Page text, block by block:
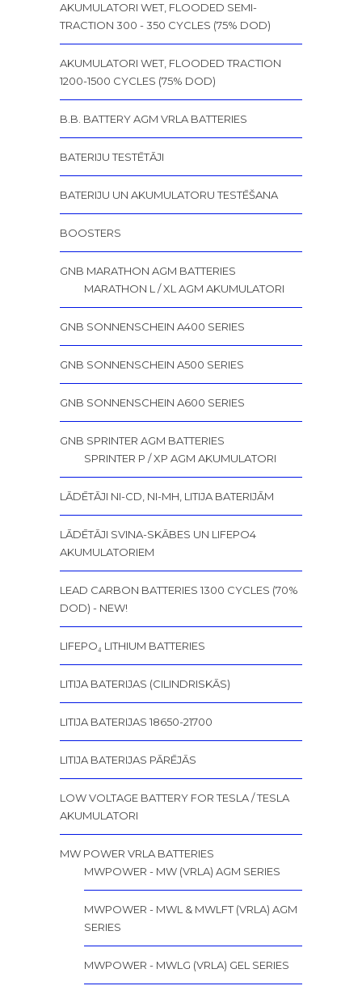
AKUMULATORI WET, FLOODED SEMI-
TRACTION 300 - 350 CYCLES (75% DOD)
AKUMULATORI WET, FLOODED TRACTION
1200-1500 CYCLES (75% DOD)
B.B. BATTERY AGM VRLA BATTERIES
BATERIJU TESTĒTĀJI
BATERIJU UN AKUMULATORU TESTĒŠANA
BOOSTERS
GNB MARATHON AGM BATTERIES
MARATHON L / XL AGM AKUMULATORI
GNB SONNENSCHEIN A400 SERIES
GNB SONNENSCHEIN A500 SERIES
GNB SONNENSCHEIN A600 SERIES
GNB SPRINTER AGM BATTERIES
SPRINTER P / XP AGM AKUMULATORI
LĀDĒTĀJI NI-CD, NI-MH, LITIJA BATERIJĀM
LĀDĒTĀJI SVINA-SKĀBES UN LIFEPO4
AKUMULATORIEM
LEAD CARBON BATTERIES 1300 CYCLES (70%
DOD) - NEW!
LIFEPO₄ LITHIUM BATTERIES
LITIJA BATERIJAS (CILINDRISKĀS)
LITIJA BATERIJAS 18650-21700
LITIJA BATERIJAS PĀRĒJĀS
LOW VOLTAGE BATTERY FOR TESLA / TESLA
AKUMULATORI
MW POWER VRLA BATTERIES
MWPOWER - MW (VRLA) AGM SERIES
MWPOWER - MWL & MWLFT (VRLA) AGM
SERIES
MWPOWER - MWLG (VRLA) GEL SERIES